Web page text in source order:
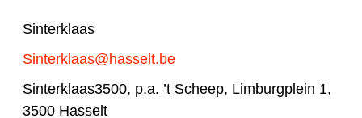
Sinterklaas
Sinterklaas@hasselt.be
Sinterklaas3500, p.a. ’t Scheep, Limburgplein 1,
3500 Hasselt